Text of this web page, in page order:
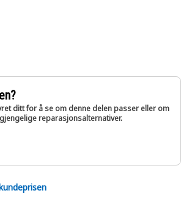
ditt for å se om denne delen passer eller om
reparasjonsalternativer.